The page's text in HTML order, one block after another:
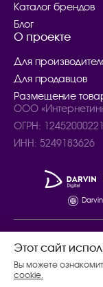
Этот сайт
Вы можете
cookie.
Каталог брендов
Блог
О проекте
Для
Для продавцов
Размещение
ООО
ОГРН:
ИНН: 5249183626